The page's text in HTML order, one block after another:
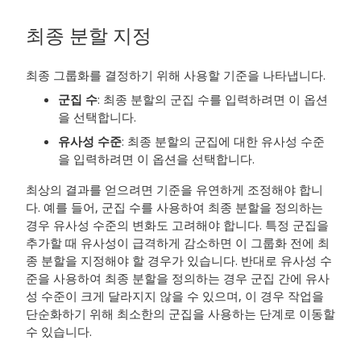
최종 분할 지정
최종 그룹화를 결정하기 위해 사용할 기준을 나타냅니다.
군집 수: 최종 분할의 군집 수를 입력하려면 이 옵션
을 선택합니다.
유사성 수준: 최종 분할의 군집에 대한 유사성 수준
을 입력하려면 이 옵션을 선택합니다.
최상의 결과를 얻으려면 기준을 유연하게 조정해야 합니
다. 예를 들어, 군집 수를 사용하여 최종 분할을 정의하는
경우 유사성 수준의 변화도 고려해야 합니다. 특정 군집을
추가할 때 유사성이 급격하게 감소하면 이 그룹화 전에 최
종 분할을 지정해야 할 경우가 있습니다. 반대로 유사성 수
준을 사용하여 최종 분할을 정의하는 경우 군집 간에 유사
성 수준이 크게 달라지지 않을 수 있으며, 이 경우 작업을
단순화하기 위해 최소한의 군집을 사용하는 단계로 이동할
수 있습니다.